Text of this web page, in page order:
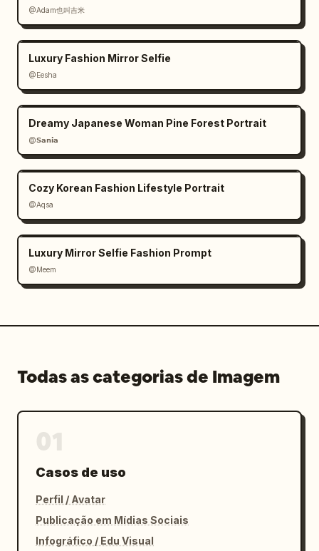
@Adam也叫吉米
Luxury Fashion Mirror Selfie
@Eesha
Dreamy Japanese Woman Pine Forest Portrait
@𝗦𝗮𝗻𝗶𝗮
Cozy Korean Fashion Lifestyle Portrait
@Aqsa
Luxury Mirror Selfie Fashion Prompt
@Meem
Todas as categorias de Imagem
Casos de uso
Perfil / Avatar
Publicação em Mídias Sociais
Infográfico / Edu Visual